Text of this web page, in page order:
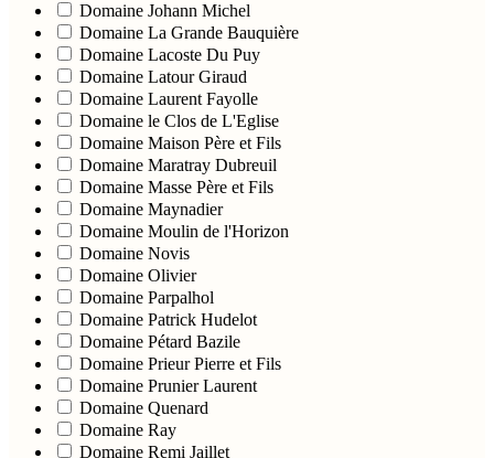
Domaine Johann Michel
Domaine La Grande Bauquière
Domaine Lacoste Du Puy
Domaine Latour Giraud
Domaine Laurent Fayolle
Domaine le Clos de L'Eglise
Domaine Maison Père et Fils
Domaine Maratray Dubreuil
Domaine Masse Père et Fils
Domaine Maynadier
Domaine Moulin de l'Horizon
Domaine Novis
Domaine Olivier
Domaine Parpalhol
Domaine Patrick Hudelot
Domaine Pétard Bazile
Domaine Prieur Pierre et Fils
Domaine Prunier Laurent
Domaine Quenard
Domaine Ray
Domaine Remi Jaillet